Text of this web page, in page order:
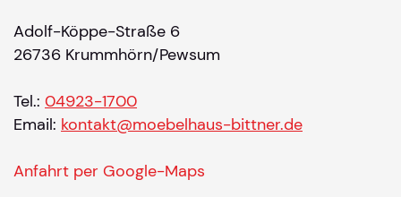
Adolf-Köppe-Straße 6
26736 Krummhörn/Pewsum
Tel.: 04923-1700
Email: kontakt@moebelhaus-bittner.de
Anfahrt per Google-Maps